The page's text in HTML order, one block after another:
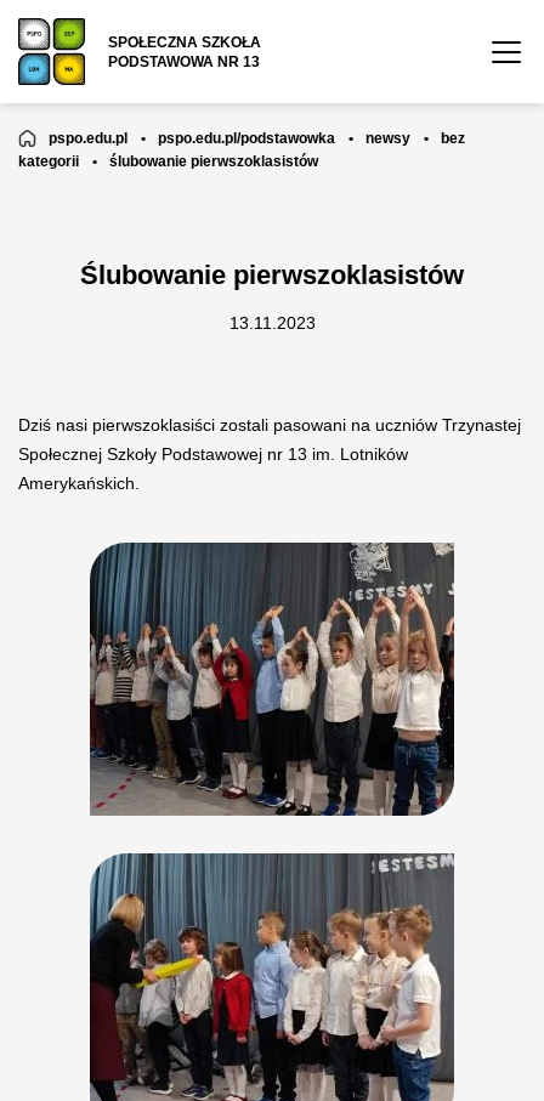
SPOŁECZNA SZKOŁA
PODSTAWOWA NR 13
pspo.edu.pl • pspo.edu.pl/podstawowka • newsy •
bez
kategorii
• ślubowanie pierwszoklasistów
Ślubowanie pierwszoklasistów
13.11.2023
Dziś nasi pierwszoklasiści zostali pasowani na uczniów Trzynastej
Społecznej Szkoły Podstawowej nr 13 im. Lotników
Amerykańskich.